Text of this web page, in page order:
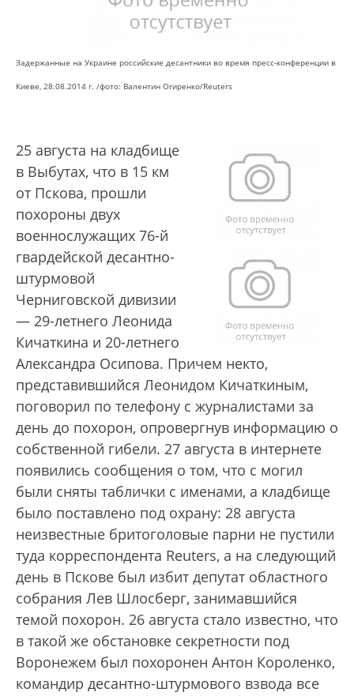
Задержанные на Украине российские десантники во время пресс-конференции в
Киеве, 28.08.2014 г. /фото: Валентин Огиренко/Reuters
25 августа на кладбище
в Выбутах, что в 15 км
от Пскова, прошли
похороны двух
военнослужащих 76-й
гвардейской десантно-
штурмовой
Черниговской дивизии
— 29-летнего Леонида
Кичаткина и 20-летнего
Александра Осипова. Причем некто,
представившийся Леонидом Кичаткиным,
поговорил по телефону с журналистами за
день до похорон, опровергнув информацию о
собственной гибели. 27 августа в интернете
появились сообщения о том, что с могил
были сняты таблички с именами, а кладбище
было поставлено под охрану: 28 августа
неизвестные бритоголовые парни не пустили
туда корреспондента Reuters, а на следующий
день в Пскове был избит депутат областного
собрания Лев Шлосберг, занимавшийся
темой похорон. 26 августа стало известно, что
в такой же обстановке секретности под
Воронежем был похоронен Антон Короленко,
командир десантно-штурмового взвода все